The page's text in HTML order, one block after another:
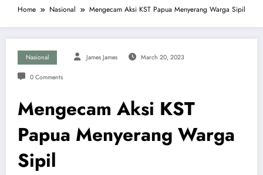
Home Nasional Mengecam Aksi KST Papua Menyerang Warga Sipil
Nasional James James March 20, 2023
0 Comments
Mengecam Aksi KST
Papua Menyerang Warga
Sipil